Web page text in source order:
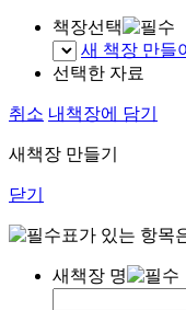
책장선택
새 책장 만들
선택한 자료
취소 내책장에 담기
새책장 만들기
닫기
표가 있는 항목
새책장 명